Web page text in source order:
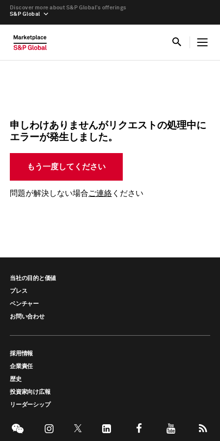
S&P Global
Discover more about S&P Global’s offerings
申しわけありませんがリクエストの処理中に
エラーが発生しました。
もう一度してください
問題が解決しない場合ご連絡 ください
当社の目的と価値
プレス
ベンチャー
お問い合わせ
採用情報
企業責任
歴史
投資家向け広報
リーダーシップ